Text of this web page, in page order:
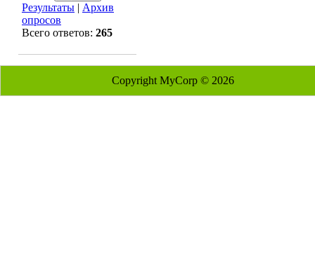
Результаты | Архив
опросов
Всего ответов: 265
Copyright MyCorp © 2026